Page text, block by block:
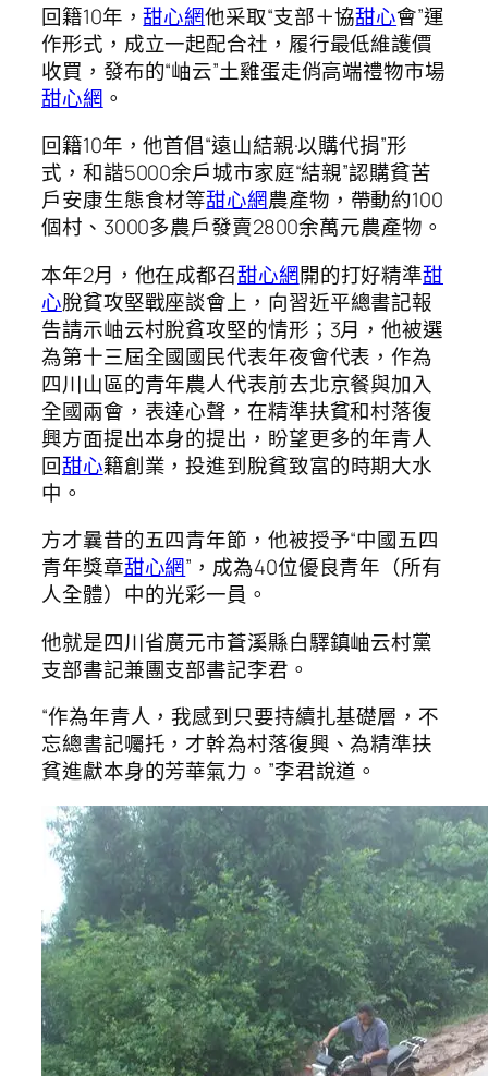
回籍10年，甜心網他采取“支部＋協甜心會”運
作形式，成立一起配合社，履行最低維護價
收買，發布的“岫云”土雞蛋走俏高端禮物市場
甜心網 。
回籍10年，他首倡“遠山結親·以購代捐”形
式，和諧5000余戶城市家庭“結親”認購貧苦
戶安康生態食材等甜心網農產物，帶動約100
個村、3000多農戶發賣2800余萬元農產物。
本年2月，他在成都召甜心網開的打好精準甜
心脫貧攻堅戰座談會上，向習近平總書記報
告請示岫云村脫貧攻堅的情形；3月，他被選
為第十三屆全國國民代表年夜會代表，作為
四川山區的青年農人代表前去北京餐與加入
全國兩會，表達心聲，在精準扶貧和村落復
興方面提出本身的提出，盼望更多的年青人
回甜心籍創業，投進到脫貧致富的時期大水
中。
方才曩昔的五四青年節，他被授予“中國五四
青年獎章甜心網”，成為40位優良青年（所有
人全體）中的光彩一員。
他就是四川省廣元市蒼溪縣白驛鎮岫云村黨
支部書記兼團支部書記李君。
“作為年青人，我感到只要持續扎基礎層，不
忘總書記囑托，才幹為村落復興、為精準扶
貧進獻本身的芳華氣力。”李君說道。